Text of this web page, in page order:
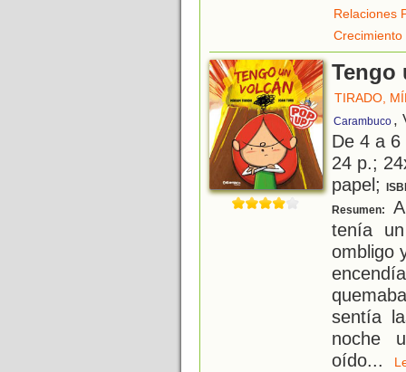
Relaciones
Crecimiento
Tengo
TIRADO,
Carambuco ,
De 4 a
24 p.;
papel;
Resumen:
tenía
ombligo
sentía
noche
oído...